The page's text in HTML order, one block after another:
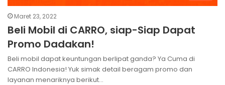
Maret 23, 2022
Beli Mobil di CARRO, siap-Siap Dapat
Promo Dadakan!
Beli mobil dapat keuntungan berlipat ganda? Ya Cuma di
CARRO Indonesia! Yuk simak detail beragam promo dan
layanan menariknya berikut…